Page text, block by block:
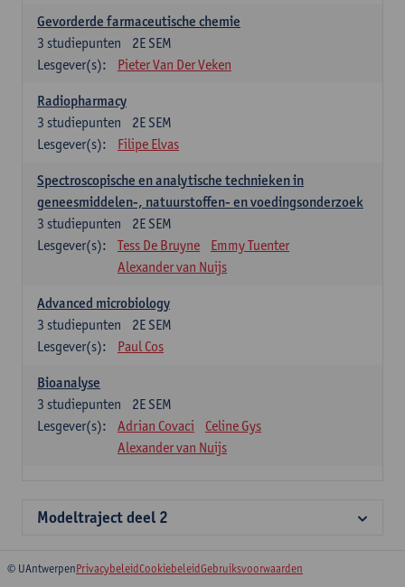
Gevorderde farmaceutische chemie
2E SEM
3 studiepunten
Lesgever(s):
Pieter Van Der Veken
Radiopharmacy
2E SEM
3 studiepunten
Lesgever(s):
Filipe Elvas
Spectroscopische en analytische technieken in
geneesmiddelen-, natuurstoffen- en voedingsonderzoek
2E SEM
3 studiepunten
Lesgever(s):
Tess De Bruyne
Emmy Tuenter
Alexander van Nuijs
Advanced microbiology
2E SEM
3 studiepunten
Lesgever(s):
Paul Cos
Bioanalyse
2E SEM
3 studiepunten
Lesgever(s):
Adrian Covaci
Celine Gys
Alexander van Nuijs
Modeltraject deel 2
© UAntwerpenPrivacybeleidCookiebeleidGebruiksvoorwaarden